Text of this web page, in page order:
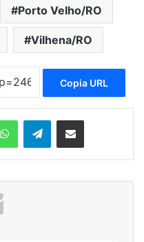
Porto Velho/RO
Vilhena/RO
Copia URL
WhatsAppTelegramCompartilhar via e-mail